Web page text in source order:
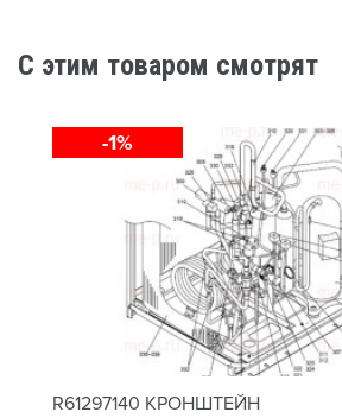
C этим товаром смотрят
-1%
R61297140 КРОНШТЕЙН